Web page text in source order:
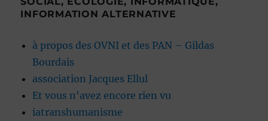
INFORMATION ALTERNATIVE
à propos des OVNI et des PAN – Gildas
Bourdais
association Jacques Ellul
Et vous n'avez encore rien vu
iatranshumanisme